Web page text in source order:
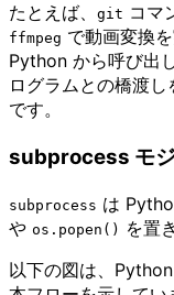
たとえば、
git コマ
ffmpeg で動画変換
Python から呼び出
ログラムとの橋渡
です。
subprocess モ
subprocess は
や os.popen()
を置
以下の図は、